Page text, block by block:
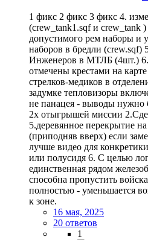
1 фикс 2 фикс 3 фикс 4.
(crew_tank1.sqf и crew_tank
допустимого рем наборы и
наборов в бредли (crew.sqf)
Инженеров в МТЛБ (4шт.)
отмечены крестами на
стрелков-медиков в
задумке тепловизоры
не панацея - выводы нужно
2х отыгрышей миссии
5.деревянное перекрытие
(приподняв вверх) если
лучше видео для
или полусидя 6. С целью
единственная рядом
способна пропустить
полностью - уменьшается
к зоне.
16 мая, 2025
20 ответов
1